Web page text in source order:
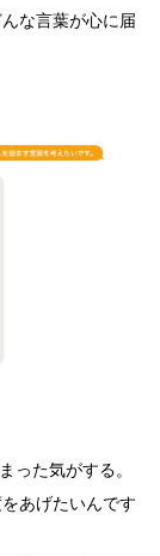
な言葉が心に届
った気がする。
あげたいんです